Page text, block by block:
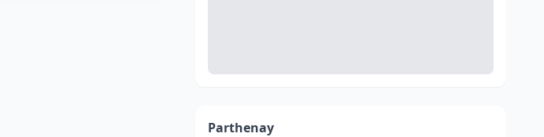
Parthenay